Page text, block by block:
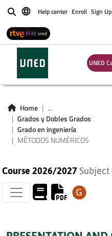
BuscarHelp center Enroll Sign Up
UNED
Home
...
Grados y Dobles Grados
Grado en ingeniería
MÉTODOS NUMÉRICOS
MÉTODOS
Course 2026/2027 Subject